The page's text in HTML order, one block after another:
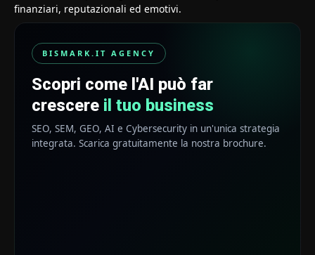
finanziari, reputazionali ed emotivi.
BISMARK.IT AGENCY
Scopri come l'AI può far
crescere il tuo business
SEO, SEM, GEO, AI e Cybersecurity in un'unica strategia
integrata. Scarica gratuitamente la nostra brochure.